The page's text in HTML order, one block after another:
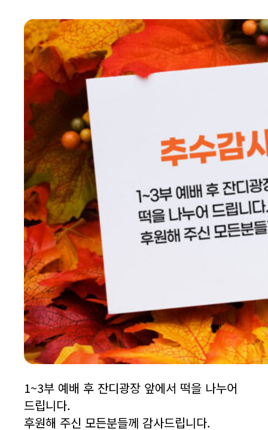
1~3부 예배 후 잔디광장 앞에서 떡을 나누어
드립니다.
후원해 주신 모든분들께 감사드립니다.